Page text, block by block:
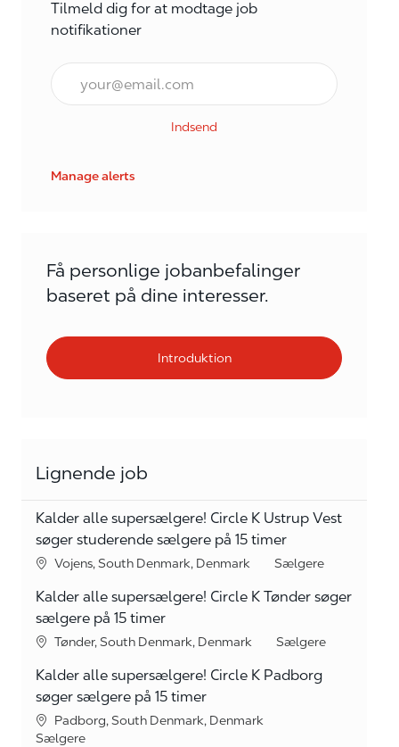
Tilmeld dig for at modtage job
notifikationer
E-mail*
Indsend
Manage alerts
Få personlige jobanbefalinger
baseret på dine interesser.
Introduktion
Lignende job
Kalder alle supersælgere! Circle K Ustrup Vest
søger studerende sælgere på 15 timer
Lokation
Vojens, South Denmark, Denmark kategori
Sælgere
Kalder alle supersælgere! Circle K Tønder søger
sælgere på 15 timer
Lokation
Tønder, South Denmark, Denmark kategori
Sælgere
Kalder alle supersælgere! Circle K Padborg
søger sælgere på 15 timer
Lokation
Padborg, South Denmark, Denmark
kategori
Sælgere